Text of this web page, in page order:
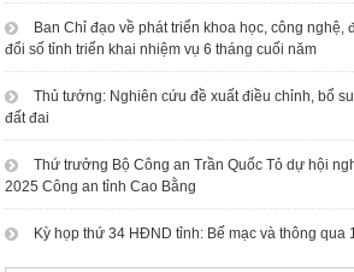
Ban Chỉ đạo về phát triển khoa học, công nghệ,
đổi số tỉnh triển khai nhiệm vụ 6 tháng cuối năm
Thủ tướng: Nghiên cứu đề xuất điều chỉnh, bổ
đất đai
Thứ trưởng Bộ Công an Trần Quốc Tỏ dự hội
2025 Công an tỉnh Cao Bằng
Kỳ họp thứ 34 HĐND tỉnh: Bế mạc và thông qua